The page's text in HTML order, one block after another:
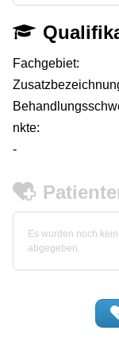
Fachgebiet:
nkte:
-
Es wurden noch
abgegeben.